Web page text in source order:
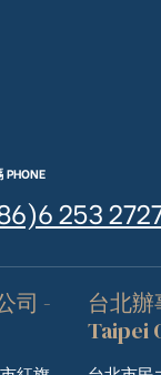
PHONE
253
司 -
台北辦
Taipei